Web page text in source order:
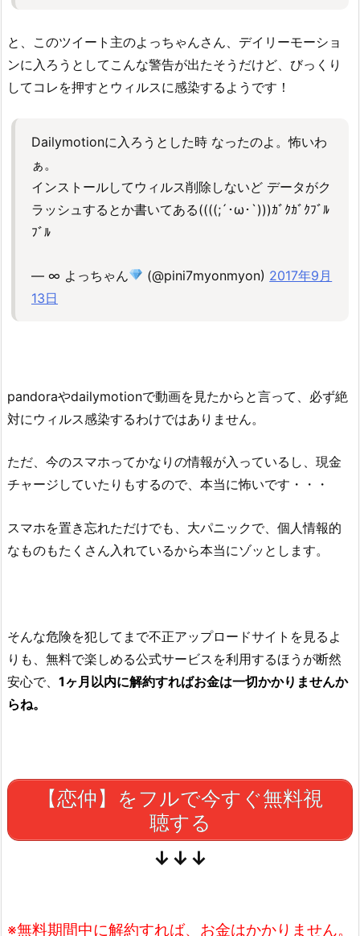
と、このツイート主のよっちゃんさん、デイリーモーショ
ンに入ろうとしてこんな警告が出たそうだけど、びっくり
してコレを押すとウィルスに感染するようです！
Dailymotionに入ろうとした時 なったのよ。怖いわ
ぁ。
インストールしてウィルス削除しないど データがク
ラッシュするとか書いてある((((;´･ω･`)))ｶﾞｸｶﾞｸﾌﾞﾙ
ﾌﾞﾙ
— ∞ よっちゃん (@pini7myonmyon) 2017年9月
13日
pandoraやdailymotionで動画を見たからと言って、必ず絶
対にウィルス感染するわけではありません。
ただ、今のスマホってかなりの情報が入っているし、現金
チャージしていたりもするので、本当に怖いです・・・
スマホを置き忘れただけでも、大パニックで、個人情報的
なものもたくさん入れているから本当にゾッとします。
そんな危険を犯してまで不正アップロードサイトを見るよ
りも、無料で楽しめる公式サービスを利用するほうが断然
安心で、 1ヶ月以内に解約すればお金は一切かかりませんか
らね。
【恋仲】をフルで今すぐ無料視
聴する
↓↓↓
※無料期間中に解約すれば、お金はかかりません。